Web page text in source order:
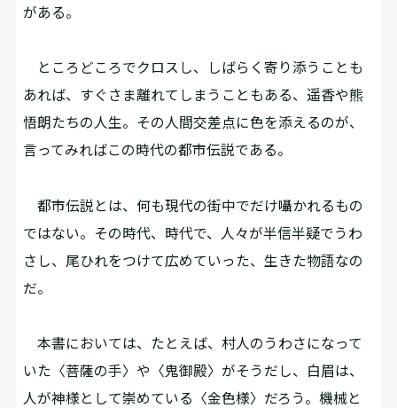
がある。
ところどころでクロスし、しばらく寄り添うことも
あれば、すぐさま離れてしまうこともある、遥香や熊
悟朗たちの人生。その人間交差点に色を添えるのが、
言ってみればこの時代の都市伝説である。
都市伝説とは、何も現代の街中でだけ囁かれるもの
ではない。その時代、時代で、人々が半信半疑でうわ
さし、尾ひれをつけて広めていった、生きた物語なの
だ。
本書においては、たとえば、村人のうわさになって
いた〈菩薩の手〉や〈鬼御殿〉がそうだし、白眉は、
人が神様として崇めている〈金色様〉だろう。機械と